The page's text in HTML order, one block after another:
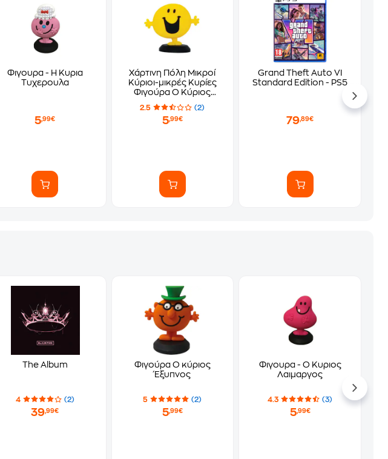
Φιγουρα - Η Κυρια
Τυχερουλα
5,99€
Χάρτινη Πόλη Μικροί
Κύριοι-μικρές Κυρίες
Φιγούρα Ο Κύριος
Χαρούμενος
2.5 (2)
5,99€
Grand Theft Auto VI
Standard Edition - PS5
79,89€
The Album
4 (2)
39,99€
Φιγούρα Ο κύριος
Έξυπνος
5 (2)
5,99€
Φιγουρα - Ο Κυριος
Λαιμαργος
4.3 (3)
5,99€